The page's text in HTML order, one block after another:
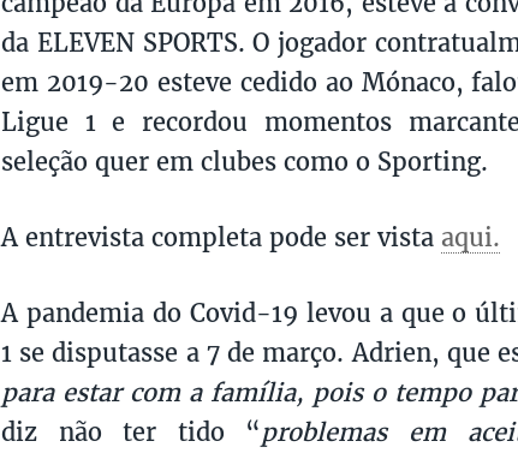
da ELEVEN SPORTS. O jogador
em 2019-20 esteve cedido ao Mónaco,
Ligue 1 e recordou momentos
seleção quer em clubes como o Sporting.
A entrevista completa pode ser vista aqui.
A pandemia do Covid-19 levou a que o
1 se disputasse a 7 de março. Adrien, que
para estar com a família, pois o tempo
diz não ter tido “problemas em